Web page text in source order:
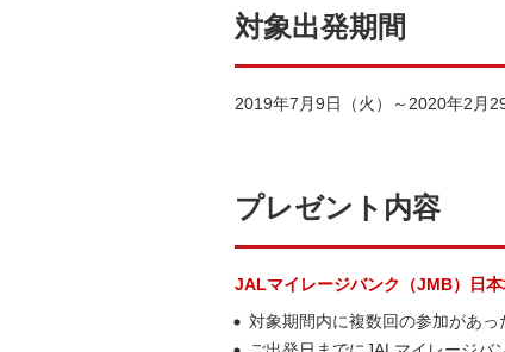
対象出発期間
2019年7月9日（火）～2020年2月29
プレゼント内容
JALマイレージバンク（JMB）日本
対象期間内に複数回の参加があっ